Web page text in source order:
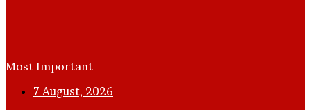
Most Important
7 August, 2026